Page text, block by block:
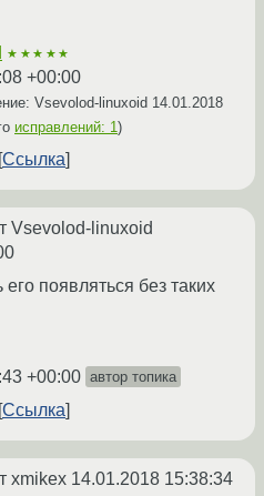
★★★★★
+00:00
Vsevolod-linuxoid 14.01.2018
исправлений: 1)
Ссылка
Vsevolod-linuxoid
его появляться без таких
+00:00 автор топика
Ссылка
xmikex 14.01.2018 15:38:34